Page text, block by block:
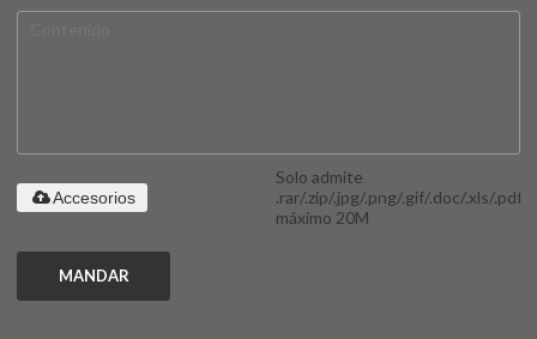
Solo admite
.rar/.zip/.jpg/.png/.gif/.doc/.xls/.pdf,
máximo 20M
Accesorios
MANDAR